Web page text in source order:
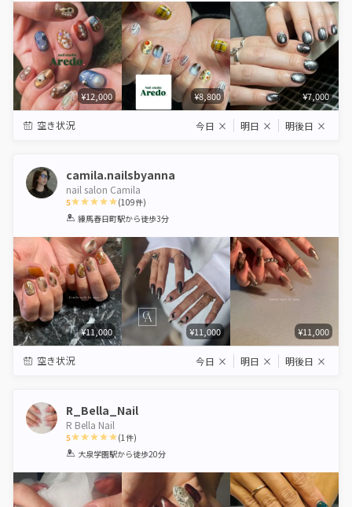
¥12,000 ¥8,800 ¥7,000
空き状況 今日 × 明日 × 明後日 ×
camila.nailsbyanna
nail salon Camila
5
1 2 3 4 5
(109件)
練馬春日町駅から徒歩3分
¥11,000 ¥11,000 ¥11,000
空き状況 今日 × 明日 × 明後日 ×
R_Bella_Nail
R Bella Nail
5
1 2 3 4 5
(1件)
大泉学園駅から徒歩20分